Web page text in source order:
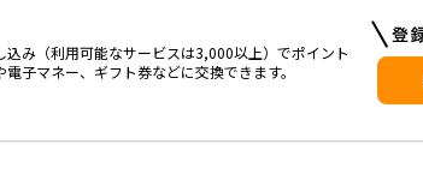
み（利用可能なサービスは3,000以上）でポイント
子マネー、ギフト券などに交換できます。